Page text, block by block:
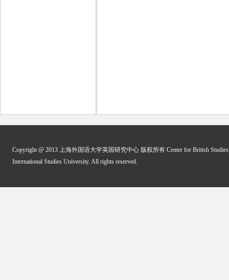
Copyright @ 2013 上海外国语大学英国研究中心 版权所有 Center for British
International Studies University. All rights reserved.